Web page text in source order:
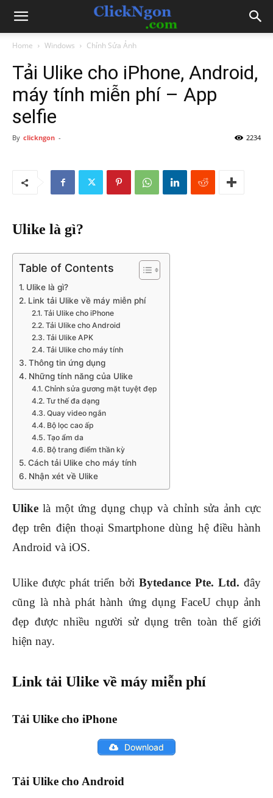
Home Windows Chỉnh Sửa Ảnh
Tải Ulike cho iPhone, Android,
máy tính miễn phí – App
selfie
By clickngon - 2234
Ulike là gì?
Table of Contents
Ulike là gì?
Link tải Ulike về máy miễn phí
Tải Ulike cho iPhone
Tải Ulike cho Android
Tải Ulike APK
Tải Ulike cho máy tính
Thông tin ứng dụng
Những tính năng của Ulike
Chỉnh sửa gương mặt tuyệt đẹp
Tư thế đa dạng
Quay video ngắn
Bộ lọc cao ấp
Tạo ẩm da
Bộ trang điểm thần kỳ
Cách tải Ulike cho máy tính
Nhận xét về Ulike
Ulike là một ứng dụng chụp và chỉnh sửa ảnh cực
đẹp trên điện thoại Smartphone dùng hệ điều hành
Android và iOS.
Ulike được phát triển bởi Bytedance Pte. Ltd. đây
cũng là nhà phát hành ứng dụng FaceU chụp ảnh
đẹp được nhiều người sử dụng trên toàn thế giới
hiện nay.
Link tải Ulike về máy miễn phí
Tải Ulike cho iPhone
Download
Tải Ulike cho Android